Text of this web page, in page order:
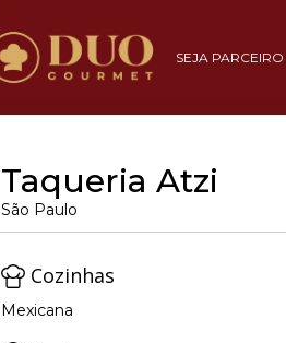
SEJA PARCEIRO
Taqueria Atzi
São Paulo
Cozinhas
Mexicana